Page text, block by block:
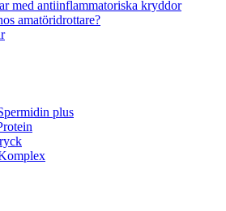
med antiinflammatoriska kryddor
amatöridrottare?
plus